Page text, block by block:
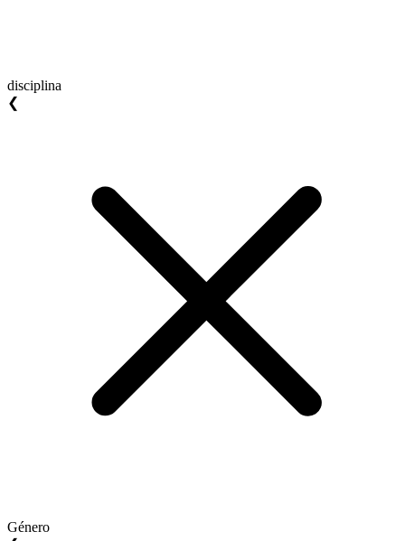
disciplina
❮
Género